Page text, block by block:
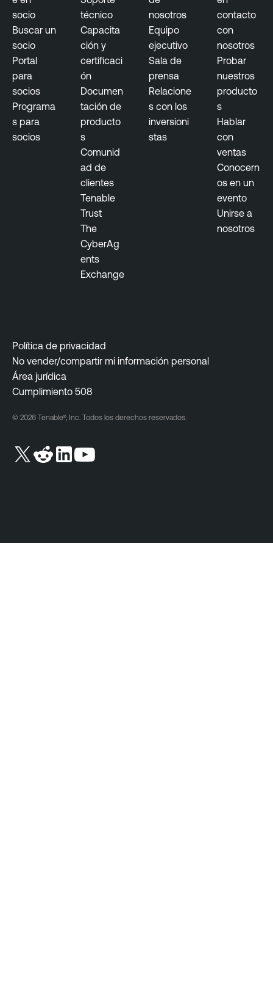
socio
Buscar un
socio
Portal
para
socios
Programa
s para
socios
técnico
Capacita
ción y
certificaci
ón
Documen
tación de
producto
s
Comunid
ad de
clientes
Tenable
Trust
The
CyberAg
ents
Exchange
nosotros
Equipo
ejecutivo
Sala de
prensa
Relacione
s con los
inversioni
stas
contacto
con
nosotros
Probar
nuestros
producto
s
Hablar
con
ventas
Conocern
os en un
evento
Unirse a
nosotros
Política de privacidad
No vender/compartir mi información personal
Área jurídica
Cumplimiento 508
© 2026 Tenable®, Inc. Todos los derechos reservados.